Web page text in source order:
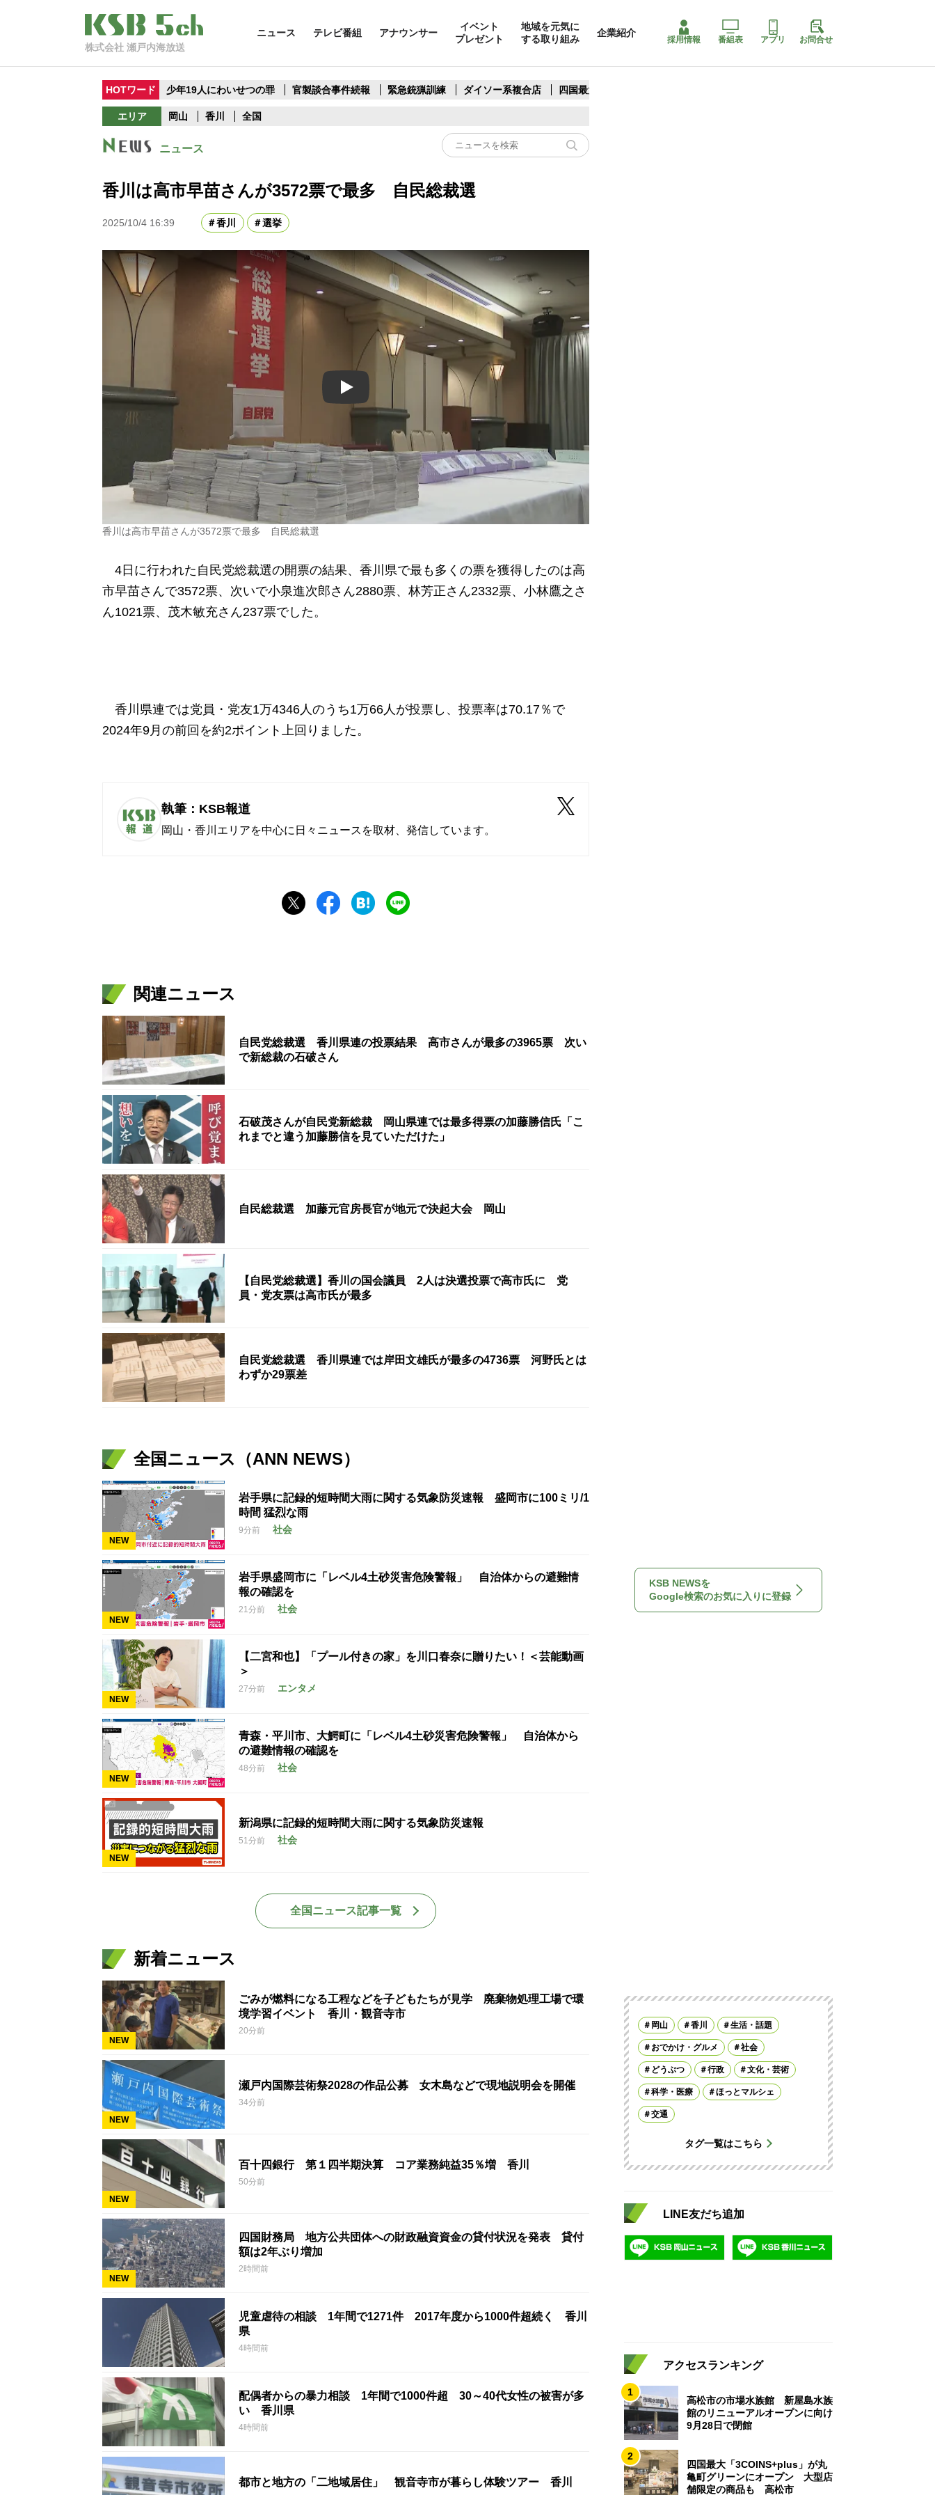
株式会社 瀬戸内海放送
ニュース テレビ番組 アナウンサー
イベント
プレゼント
地域を元気に
する取り組み
企業紹介
採用情報 番組表 アプリ お問合せ
HOTワード 少年19人にわいせつの罪 官製談合事件続報 緊急銃猟訓練 ダイソー系複合店 四国最大スリコ
エリア 岡山 香川 全国
ニュース
香川は高市早苗さんが3572票で最多 自民総裁選
2025/10/4 16:39 香川 選挙
Play
香川は高市早苗さんが3572票で最多 自民総裁選
4日に行われた自民党総裁選の開票の結果、香川県で最も多くの票を獲得したのは高
市早苗さんで3572票、次いで小泉進次郎さん2880票、林芳正さん2332票、小林鷹之さ
ん1021票、茂木敏充さん237票でした。
香川県連では党員・党友1万4346人のうち1万66人が投票し、投票率は70.17％で
2024年9月の前回を約2ポイント上回りました。
執筆：KSB報道
岡山・香川エリアを中心に日々ニュースを取材、発信しています。
関連ニュース
自民党総裁選 香川県連の投票結果 高市さんが最多の3965票 次い
で新総裁の石破さん
石破茂さんが自民党新総裁 岡山県連では最多得票の加藤勝信氏「こ
れまでと違う加藤勝信を見ていただけた」
自民総裁選 加藤元官房長官が地元で決起大会 岡山
【自民党総裁選】香川の国会議員 2人は決選投票で高市氏に 党
員・党友票は高市氏が最多
自民党総裁選 香川県連では岸田文雄氏が最多の4736票 河野氏とは
わずか29票差
全国ニュース（ANN NEWS）
NEW
岩手県に記録的短時間大雨に関する気象防災速報 盛岡市に100ミリ/1
時間 猛烈な雨
9分前 社会
NEW
岩手県盛岡市に「レベル4土砂災害危険警報」 自治体からの避難情
報の確認を
21分前 社会
NEW
【二宮和也】「プール付きの家」を川口春奈に贈りたい！＜芸能動画
＞
27分前 エンタメ
NEW
青森・平川市、大鰐町に「レベル4土砂災害危険警報」 自治体から
の避難情報の確認を
48分前 社会
NEW
新潟県に記録的短時間大雨に関する気象防災速報
51分前 社会
全国ニュース記事一覧
新着ニュース
NEW
ごみが燃料になる工程などを子どもたちが見学 廃棄物処理工場で環
境学習イベント 香川・観音寺市
20分前
NEW
瀬戸内国際芸術祭2028の作品公募 女木島などで現地説明会を開催
34分前
NEW
百十四銀行 第１四半期決算 コア業務純益35％増 香川
50分前
NEW
四国財務局 地方公共団体への財政融資資金の貸付状況を発表 貸付
額は2年ぶり増加
2時間前
児童虐待の相談 1年間で1271件 2017年度から1000件超続く 香川
県
4時間前
配偶者からの暴力相談 1年間で1000件超 30～40代女性の被害が多
い 香川県
4時間前
都市と地方の「二地域居住」 観音寺市が暮らし体験ツアー 香川
KSB NEWSを
Google検索のお気に入りに登録
岡山 香川 生活・話題
おでかけ・グルメ 社会
どうぶつ 行政 文化・芸術
科学・医療 ほっとマルシェ
交通
タグ一覧はこちら
LINE友だち追加
アクセスランキング
1
高松市の市場水族館 新屋島水族
館のリニューアルオープンに向け
9月28日で閉館
2
四国最大「3COINS+plus」が丸
亀町グリーンにオープン 大型店
舗限定の商品も 高松市